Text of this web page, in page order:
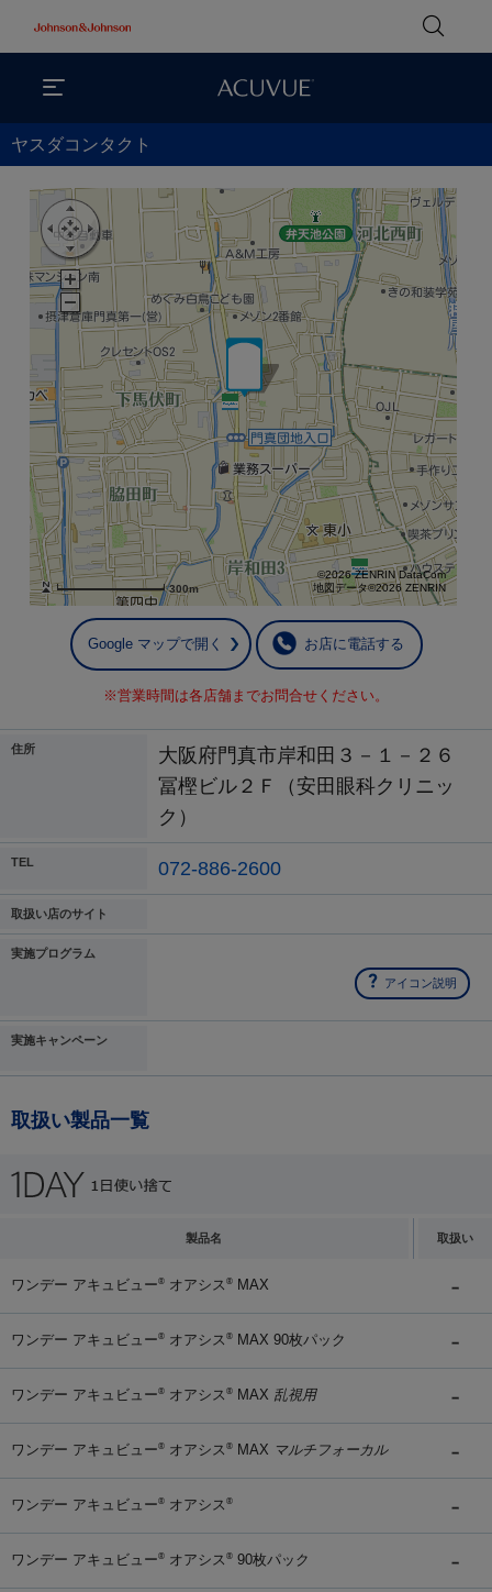
ヤスダコンタクト
300m
©2026 ZENRIN DataCom
地図データ©2026 ZENRIN
Google マップで開く お店に電話する
※営業時間は各店舗までお問合せください。
住所
大阪府門真市岸和田３－１－２６
冨樫ビル２Ｆ（安田眼科クリニッ
ク）
TEL 072-886-2600
取扱い店のサイト
実施プログラム
アイコン説明
実施キャンペーン
取扱い製品一覧
製品名 取扱い
ワンデー アキュビュー® オアシス ® MAX
ワンデー アキュビュー® オアシス ® MAX 90枚パック
ワンデー アキュビュー® オアシス ® MAX 乱視用
ワンデー アキュビュー® オアシス ® MAX マルチフォーカル
ワンデー アキュビュー® オアシス ®
ワンデー アキュビュー® オアシス ® 90枚パック